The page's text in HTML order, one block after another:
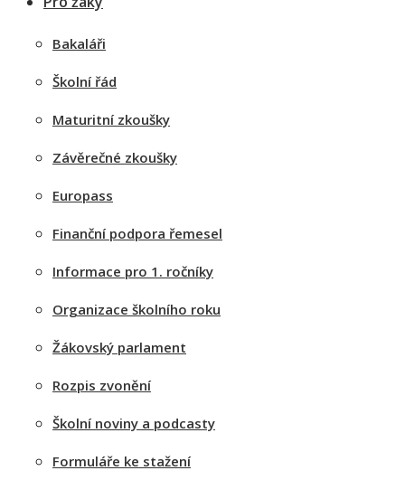
Bakaláři
Školní řád
Maturitní zkoušky
Závěrečné zkoušky
Europass
Finanční podpora řemesel
Informace pro 1. ročníky
Organizace školního roku
Žákovský parlament
Rozpis zvonění
Školní noviny a podcasty
Formuláře ke stažení